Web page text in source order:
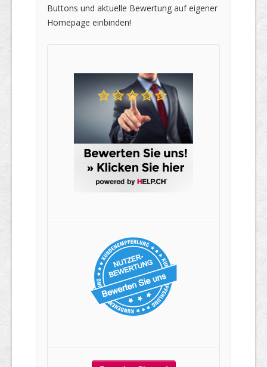
Buttons und aktuelle Bewertung auf eigener
Homepage einbinden!